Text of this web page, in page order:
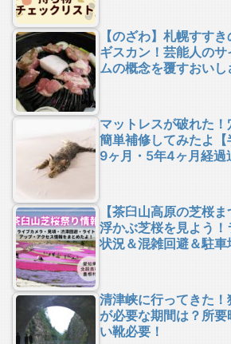
【のざわ】札幌すす
ギスカン！芸能人の
ムの概念を覆すおいし
マットレスが破れた
簡単補修してみたよ
9ヶ月・5年4ヶ月経過
【茶臼山高原の芝桜
浮かぶ芝桜を見よう
状況＆混雑回避＆駐車
清津峡に行ってきた
が必要な期間は？所
い靴必要！